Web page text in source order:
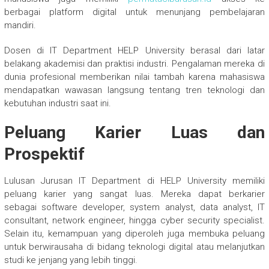
berbagai platform digital untuk menunjang pembelajaran
mandiri.
Dosen di IT Department HELP University berasal dari latar
belakang akademisi dan praktisi industri. Pengalaman mereka di
dunia profesional memberikan nilai tambah karena mahasiswa
mendapatkan wawasan langsung tentang tren teknologi dan
kebutuhan industri saat ini.
Peluang Karier Luas dan
Prospektif
Lulusan Jurusan IT Department di HELP University memiliki
peluang karier yang sangat luas. Mereka dapat berkarier
sebagai software developer, system analyst, data analyst, IT
consultant, network engineer, hingga cyber security specialist.
Selain itu, kemampuan yang diperoleh juga membuka peluang
untuk berwirausaha di bidang teknologi digital atau melanjutkan
studi ke jenjang yang lebih tinggi.